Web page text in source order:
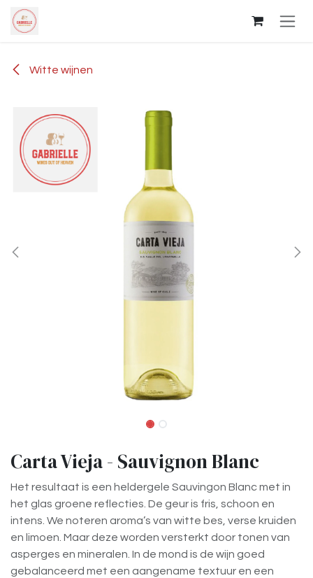
Overslaan naar inhoud
Witte wijnen
Carta Vieja - Sauvignon Blanc
Het resultaat is een heldergele Sauvingon Blanc met in
het glas groene reflecties. De geur is fris, schoon en
intens. We noteren aroma’s van witte bes, verse kruiden
en limoen. Maar deze worden versterkt door tonen van
asperges en mineralen. In de mond is de wijn goed
gebalanceerd met een aangename textuur en een